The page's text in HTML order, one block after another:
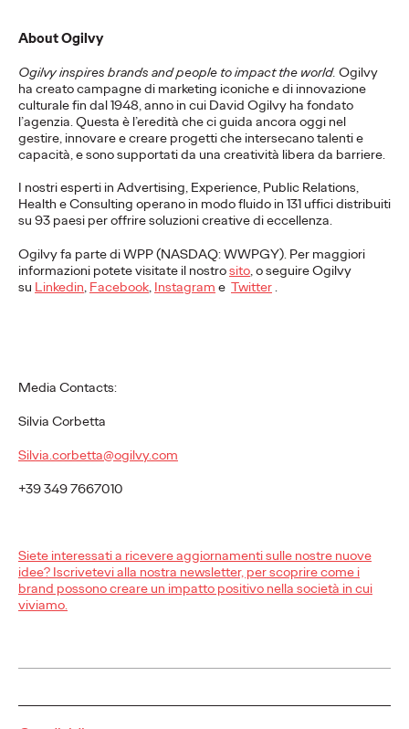
About Ogilvy
Ogilvy inspires brands and people to impact the world. Ogilvy
ha creato campagne di marketing iconiche e di innovazione
culturale fin dal 1948, anno in cui David Ogilvy ha fondato
l’agenzia. Questa è l’eredità che ci guida ancora oggi nel
gestire, innovare e creare progetti che intersecano talenti e
capacità, e sono supportati da una creatività libera da barriere.
I nostri esperti in Advertising, Experience, Public Relations,
Health e Consulting operano in modo fluido in 131 uffici distribuiti
su 93 paesi per offrire soluzioni creative di eccellenza.
Ogilvy fa parte di WPP (NASDAQ: WWPGY). Per maggiori
informazioni potete visitate il nostrosito, o seguire Ogilvy
su Linkedin, Facebook, Instagram e Twitter.
Media Contacts:
Silvia Corbetta
Silvia.corbetta@ogilvy.com
+39 349 7667010
Siete interessati a ricevere aggiornamenti sulle nostre nuove
idee? Iscrivetevi alla nostra newsletter, per scoprire come i
brand possono creare un impatto positivo nella società in cui
viviamo.
Ogilvy rafforza la
leadership Social &
Influence EMEA con
tre nomine chiave.
Press Team 05/12/2025
Imogen Coles nominata Head of Influence, EMEA; Rachel
Porter Head of Influence Strategy, EMEA;
More→
trasformare
l'informazione in
fiducia.
della violenza contro le donne, Ogilvy pubblica una ricerca sui
CAV e sul numero 1522.
More→